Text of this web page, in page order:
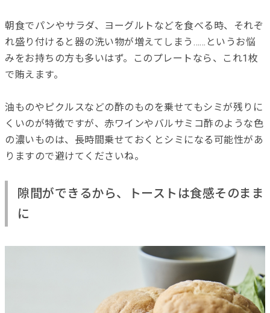
朝食でパンやサラダ、ヨーグルトなどを食べる時、それぞ
れ盛り付けると器の洗い物が増えてしまう……というお悩
みをお持ちの方も多いはず。このプレートなら、これ1枚
で賄えます。
油ものやピクルスなどの酢のものを乗せてもシミが残りに
くいのが特徴ですが、赤ワインやバルサミコ酢のような色
の濃いものは、長時間乗せておくとシミになる可能性があ
りますので避けてくださいね。
隙間ができるから、トーストは食感そのまま
に